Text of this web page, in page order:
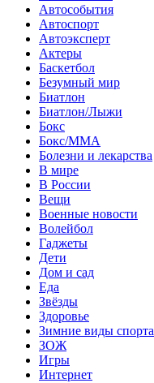
Автособытия
Автоспорт
Автоэксперт
Актеры
Баскетбол
Безумный мир
Биатлон
Биатлон/Лыжи
Бокс
Бокс/MMA
Болезни и лекарства
В мире
В России
Вещи
Военные новости
Волейбол
Гаджеты
Дети
Дом и сад
Еда
Звёзды
Здоровье
Зимние виды спорта
ЗОЖ
Игры
Интернет